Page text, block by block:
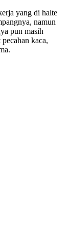
yang di halte
namun
pun masih
kaca,